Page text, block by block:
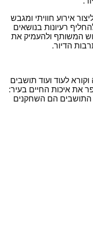
אירוע חוויתי ומגבש
רעיונות בנושאים
המשותף ולהעמיק את
הדיור.
לעוד ועוד תושבים
את איכות החיים בעיר:
התושבים הם השחקנים